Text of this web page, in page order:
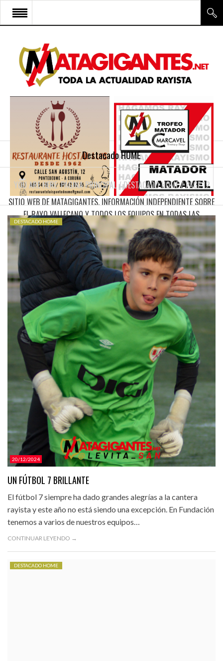
SITIO WEB DE MATAGIGANTES. INFORMACIÓN INDEPENDIENTE SOBRE
EL RAYO VALLECANO Y TODOS LOS EQUIPOS EN TODAS LAS
CATEGORÍAS.
INICIO
RAYO VALLECANO
CANTERA Y ESCUELA FRV
RAYO FÉMINAS
MULTIMEDIA
CONTACTO
Destacado HOME
YOU ARE HERE:PÁGINA PRINCIPAL/DESTACADO HOME/PAGE 12
20/12/2024
DESTACADO HOME
UN FÚTBOL 7 BRILLANTE
El fútbol 7 siempre ha dado grandes alegrías a la cantera
rayista y este año no está siendo una excepción. En Fundación
tenemos a varios de nuestros equipos…
CONTINUAR LEYENDO →
DESTACADO HOME